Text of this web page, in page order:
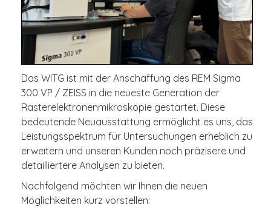
Das WITG ist mit der Anschaffung des REM Sigma
300 VP / ZEISS in die neueste Generation der
Rasterelektronenmikroskopie gestartet. Diese
bedeutende Neuausstattung ermöglicht es uns, das
Leistungsspektrum für Untersuchungen erheblich zu
erweitern und unseren Kunden noch präzisere und
detailliertere Analysen zu bieten.
Nachfolgend möchten wir Ihnen die neuen
Möglichkeiten kurz vorstellen: